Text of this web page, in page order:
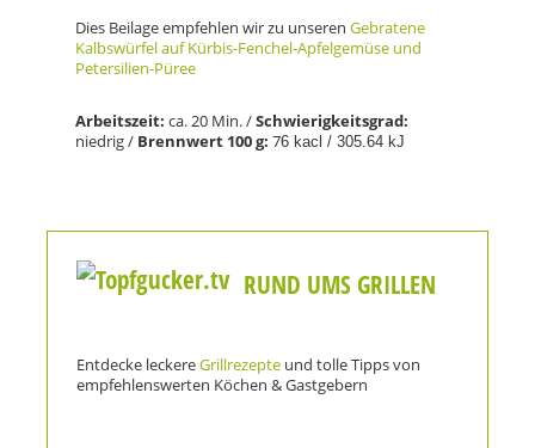
Dies Beilage empfehlen wir zu unseren Gebratene
Kalbswürfel auf Kürbis-Fenchel-Apfelgemüse und
Petersilien-Püree
Arbeitszeit: ca. 20 Min. /Schwierigkeitsgrad:
niedrig / Brennwert 100 g: 76 kacl / 305.64 kJ
RUND UMS GRILLEN
Entdecke leckereGrillrezepte und tolle Tipps von
empfehlenswerten Köchen & Gastgebern